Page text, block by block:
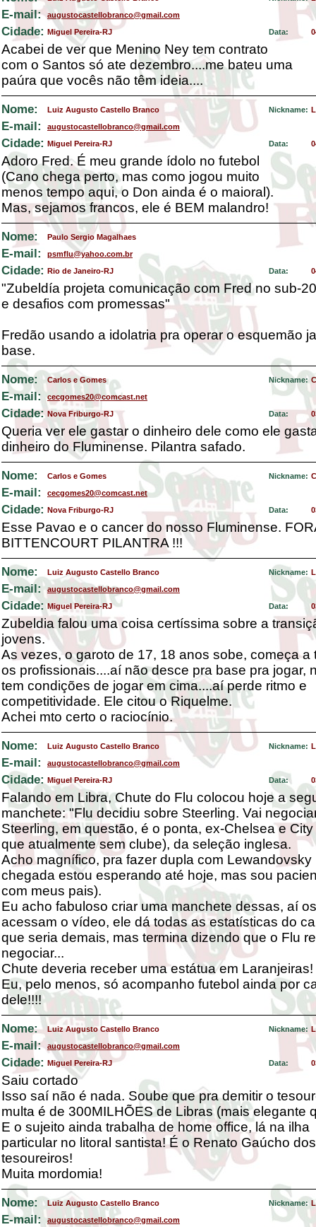
E-mail: augustocastellobranco@gmail.com
Cidade: Miguel Pereira-RJ Data:
Acabei de ver que Menino Ney tem contrato
com o Santos só ate dezembro....me bateu uma
paúra que vocês não têm ideia....
Nome: Luiz Augusto Castello Branco Nickname:
E-mail: augustocastellobranco@gmail.com
Cidade: Miguel Pereira-RJ Data:
Adoro Fred. É meu grande ídolo no futebol
(Cano chega perto, mas como jogou muito
menos tempo aqui, o Don ainda é o maioral).
Mas, sejamos francos, ele é BEM malandro!
Nome: Paulo Sergio Magalhaes
E-mail: psmflu@yahoo.com.br
Cidade: Rio de Janeiro-RJ Data:
"Zubeldía projeta comunicação com Fred no sub-
e desafios com promessas"
Fredão usando a idolatria pra operar o esquemão
base.
Nome: Carlos e Gomes Nickname:
E-mail: cecgomes20@comcast.net
Cidade: Nova Friburgo-RJ Data:
Queria ver ele gastar o dinheiro dele como ele
dinheiro do Fluminense. Pilantra safado.
Nome: Carlos e Gomes Nickname:
E-mail: cecgomes20@comcast.net
Cidade: Nova Friburgo-RJ Data:
Esse Pavao e o cancer do nosso Fluminense.
BITTENCOURT PILANTRA !!!
Nome: Luiz Augusto Castello Branco Nickname:
E-mail: augustocastellobranco@gmail.com
Cidade: Miguel Pereira-RJ Data:
Zubeldia falou uma coisa certíssima sobre a
jovens.
As vezes, o garoto de 17, 18 anos sobe, começa a
os profissionais....aí não desce pra base pra jogar,
tem condições de jogar em cima....aí perde ritmo e
competitividade. Ele citou o Riquelme.
Achei mto certo o raciocínio.
Nome: Luiz Augusto Castello Branco Nickname:
E-mail: augustocastellobranco@gmail.com
Cidade: Miguel Pereira-RJ Data:
Falando em Libra, Chute do Flu colocou hoje a
manchete: "Flu decidiu sobre Steerling. Vai
Steerling, em questão, é o ponta, ex-Chelsea e
que atualmente sem clube), da seleção inglesa.
Acho magnífico, pra fazer dupla com Lewandovsky
chegada estou esperando até hoje, mas sou
com meus pais).
Eu acho fabuloso criar uma manchete dessas, aí
acessam o vídeo, ele dá todas as estatísticas do
que seria demais, mas termina dizendo que o Flu
negociar...
Chute deveria receber uma estátua em Laranjeiras!
Eu, pelo menos, só acompanho futebol ainda por
dele!!!!
Nome: Luiz Augusto Castello Branco Nickname:
E-mail: augustocastellobranco@gmail.com
Cidade: Miguel Pereira-RJ Data:
Saiu cortado
Isso saí não é nada. Soube que pra demitir o
multa é de 300MILHÕES de Libras (mais elegante
E o sujeito ainda trabalha de home office, lá na ilha
particular no litoral santista! É o Renato Gaúcho dos
tesoureiros!
Muita mordomia!
Nome: Luiz Augusto Castello Branco Nickname:
E-mail: augustocastellobranco@gmail.com